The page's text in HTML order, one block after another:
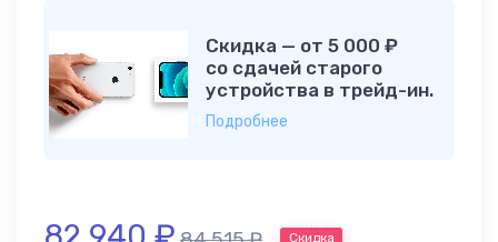
Скидка — от 5 000 ₽
со сдачей старого
устройства в трейд-ин.
Подробнее
Скидка